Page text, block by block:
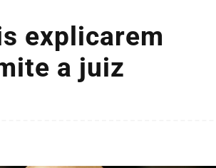
explicarem
a juiz